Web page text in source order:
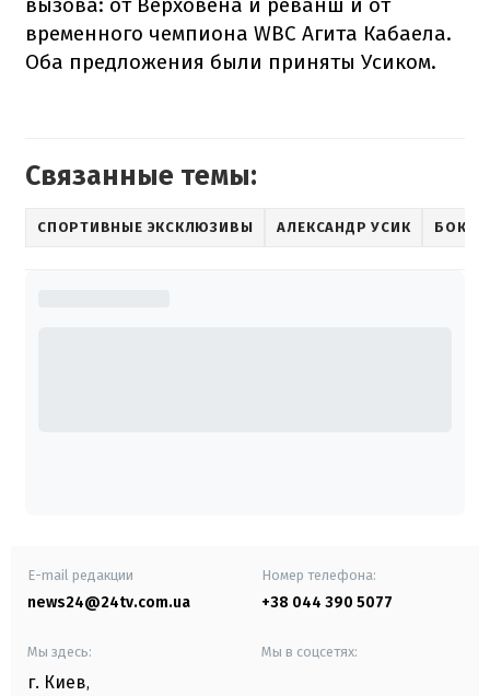
временного чемпиона WBC Агита Кабаела.
Оба предложения были приняты Усиком.
Связанные темы:
СПОРТИВНЫЕ ЭКСКЛЮЗИВЫ АЛЕКСАНДР УСИК БОКС
E-mail редакции
news24@24tv.com.ua
Номер телефона:
+38 044 390 5077
Мы здесь:
г. Киев,
Мы в соцсетях: